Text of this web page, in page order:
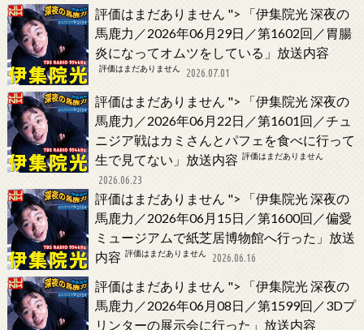
評価はまだありません ">
「伊集院光 深夜の
馬鹿力／2026年06月29日／第1602回／胃腸
炎になってオムツをしている」放送内容
評価はまだありません 2026.07.01
評価はまだありません ">
「伊集院光 深夜の
馬鹿力／2026年06月22日／第1601回／チュ
ニジア戦はカミさんとパフェを食べに行って
生で見てない」放送内容 評価はまだありません
2026.06.23
評価はまだありません ">
「伊集院光 深夜の
馬鹿力／2026年06月15日／第1600回／偏愛
ミュージアムで紙芝居博物館へ行った」放送
内容 評価はまだありません 2026.06.16
評価はまだありません ">
「伊集院光 深夜の
馬鹿力／2026年06月08日／第1599回／3Dプ
リンターの展示会に行った」放送内容